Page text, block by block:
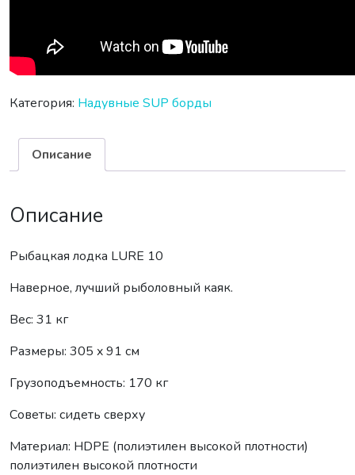
Категория: Надувные SUP борды
Описание
Описание
Рыбацкая лодка LURE 10
Наверное, лучший рыболовный каяк.
Вес: 31 кг
Размеры: 305 x 91 см
Грузоподъемность: 170 кг
Советы: сидеть сверху
Материал: HDPE (полиэтилен высокой плотности)
полиэтилен высокой плотности